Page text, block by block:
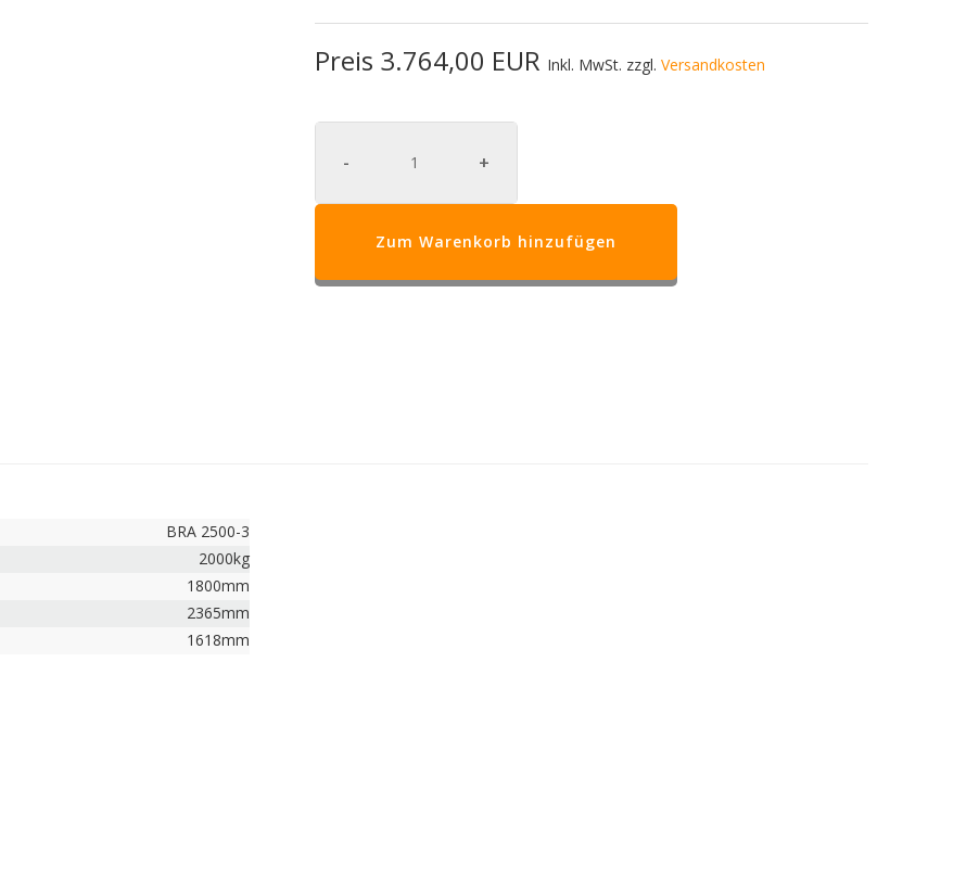
Preis 3.764,00 EUR Inkl. MwSt. zzgl. Versandkosten
- +
Zum Warenkorb hinzufügen
BRA 2500-3
2000kg
1800mm
2365mm
1618mm